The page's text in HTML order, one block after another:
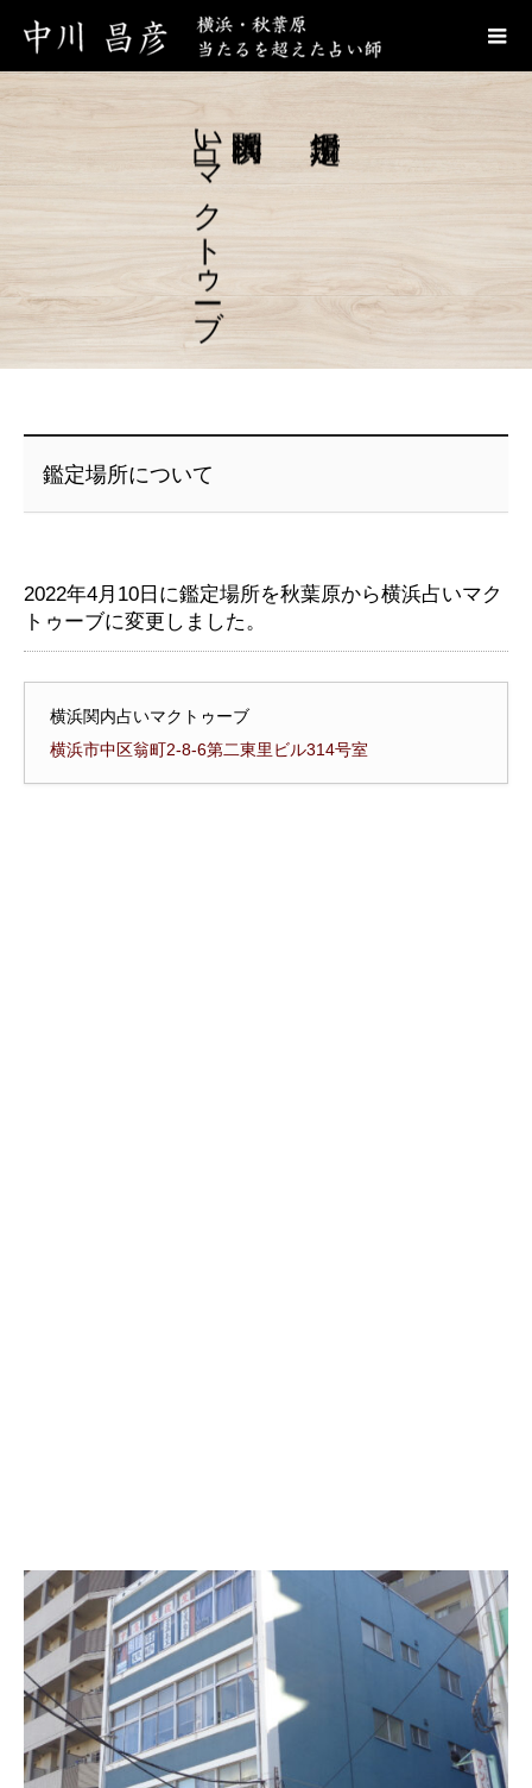
占いマクトゥーブ
鑑定場所について
2022年4月10日に鑑定場所を秋葉原から横浜占いマク
トゥーブに変更しました。
横浜関内占いマクトゥーブ
横浜市中区翁町2-8-6第二東里ビル314号室